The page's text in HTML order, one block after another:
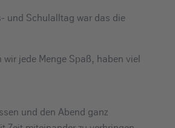
und Schulalltag war das die
jede Menge Spaß, haben viel
und den Abend ganz